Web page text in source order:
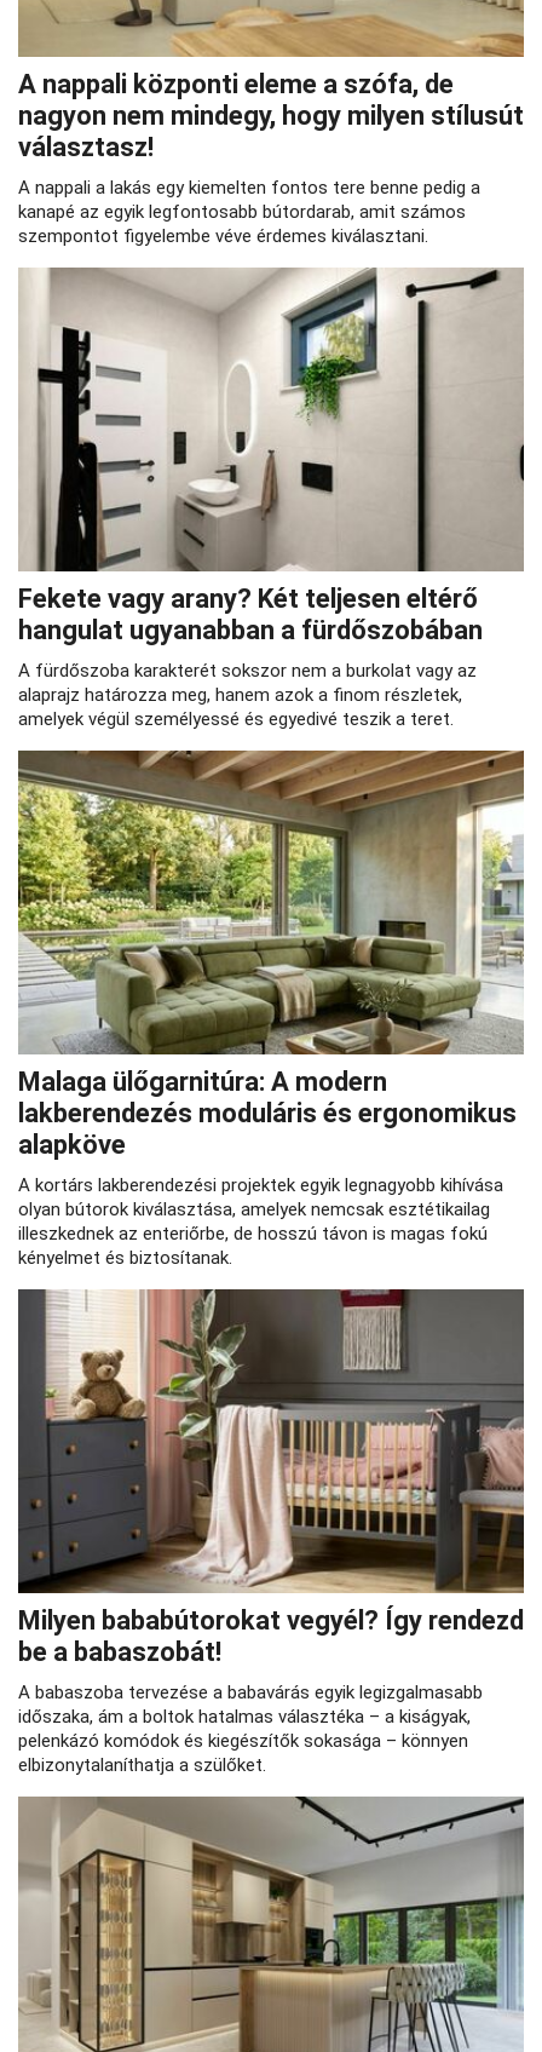
A nappali központi eleme a szófa, de
nagyon nem mindegy, hogy milyen stílusút
választasz!
A nappali a lakás egy kiemelten fontos tere benne pedig a
kanapé az egyik legfontosabb bútordarab, amit számos
szempontot figyelembe véve érdemes kiválasztani.
Fekete vagy arany? Két teljesen eltérő
hangulat ugyanabban a fürdőszobában
A fürdőszoba karakterét sokszor nem a burkolat vagy az
alaprajz határozza meg, hanem azok a finom részletek,
amelyek végül személyessé és egyedivé teszik a teret.
Malaga ülőgarnitúra: A modern
lakberendezés moduláris és ergonomikus
alapköve
A kortárs lakberendezési projektek egyik legnagyobb kihívása
olyan bútorok kiválasztása, amelyek nemcsak esztétikailag
illeszkednek az enteriőrbe, de hosszú távon is magas fokú
kényelmet és biztosítanak.
Milyen bababútorokat vegyél? Így rendezd
be a babaszobát!
A babaszoba tervezése a babavárás egyik legizgalmasabb
időszaka, ám a boltok hatalmas választéka – a kiságyak,
pelenkázó komódok és kiegészítők sokasága – könnyen
elbizonytalaníthatja a szülőket.